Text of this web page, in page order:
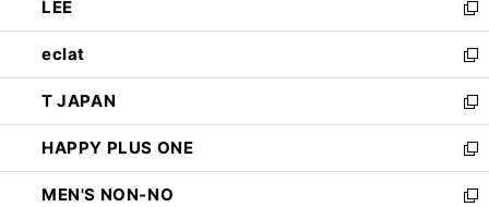
く
で
開
く
ド
ウ
で
開
く
ィ
ン
ド
ウ
で
開
く
い
ウ
ィ
ン
ド
ウ
で
開
く
LEE
新
し
い
ウ
ィ
ン
ド
ウ
で
eclat
新
し
い
ウ
ィ
ン
ド
T JAPAN
新
し
い
ウ
ィ
HAPPY PLUS ONE
新
し
い
MEN'S NON-NO
新